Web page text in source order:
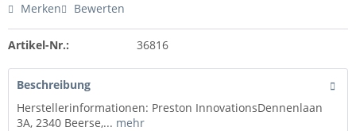
Merken Bewerten
Artikel-Nr.: 36816
Beschreibung
Herstellerinformationen: Preston InnovationsDennenlaan
3A, 2340 Beerse,... mehr